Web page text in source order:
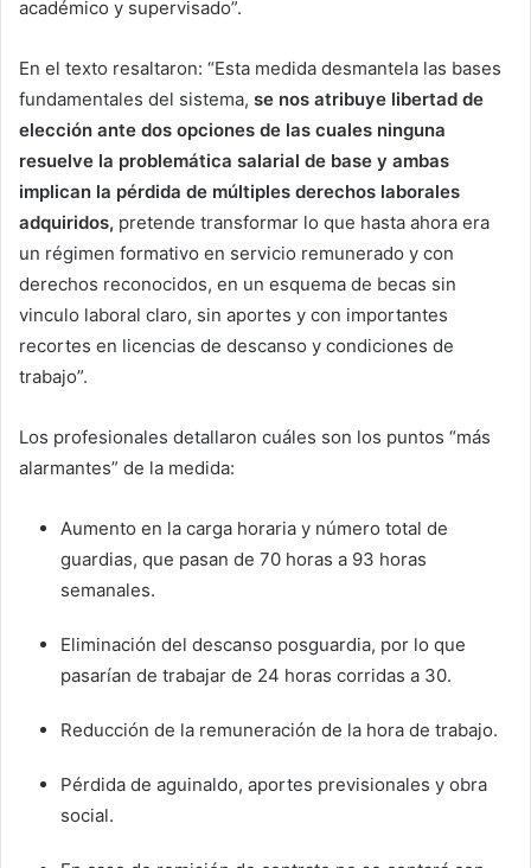
académico y supervisado”.
En el texto resaltaron: “Esta medida desmantela las bases
fundamentales del sistema, se nos atribuye libertad de
elección ante dos opciones de las cuales ninguna
resuelve la problemática salarial de base y ambas
implican la pérdida de múltiples derechos laborales
adquiridos, pretende transformar lo que hasta ahora era
un régimen formativo en servicio remunerado y con
derechos reconocidos, en un esquema de becas sin
vinculo laboral claro, sin aportes y con importantes
recortes en licencias de descanso y condiciones de
trabajo”.
Los profesionales detallaron cuáles son los puntos “más
alarmantes” de la medida:
Aumento en la carga horaria y número total de
guardias, que pasan de 70 horas a 93 horas
semanales.
Eliminación del descanso posguardia, por lo que
pasarían de trabajar de 24 horas corridas a 30.
Reducción de la remuneración de la hora de trabajo.
Pérdida de aguinaldo, aportes previsionales y obra
social.